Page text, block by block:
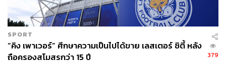
SPORT
“คิง เพาเวอร์” ศึกษาความเป็นไปได้ขาย เลสเตอร์ ซิตี้ หลัง
ถือครองสโมสรกว่า 15 ปี
379